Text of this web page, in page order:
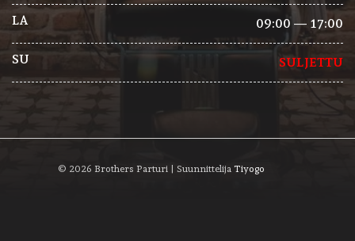
LA 09:00 — 17:00
SU SULJETTU
© 2026 Brothers Parturi | Suunnittelija Tiyogo